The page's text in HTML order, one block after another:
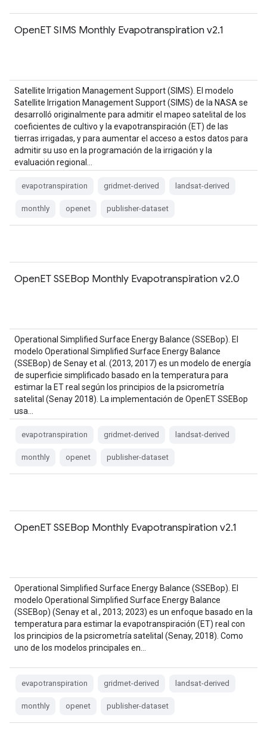
OpenET SIMS Monthly Evapotranspiration v2.1
Satellite Irrigation Management Support (SIMS). El modelo
Satellite Irrigation Management Support (SIMS) de la NASA se
desarrolló originalmente para admitir el mapeo satelital de los
coeficientes de cultivo y la evapotranspiración (ET) de las
tierras irrigadas, y para aumentar el acceso a estos datos para
admitir su uso en la programación de la irrigación y la
evaluación regional…
evapotranspiration gridmet-derived landsat-derived
monthly openet publisher-dataset
OpenET SSEBop Monthly Evapotranspiration v2.0
Operational Simplified Surface Energy Balance (SSEBop). El
modelo Operational Simplified Surface Energy Balance
(SSEBop) de Senay et al. (2013, 2017) es un modelo de energía
de superficie simplificado basado en la temperatura para
estimar la ET real según los principios de la psicrometría
satelital (Senay 2018). La implementación de OpenET SSEBop
usa…
evapotranspiration gridmet-derived landsat-derived
monthly openet publisher-dataset
OpenET SSEBop Monthly Evapotranspiration v2.1
Operational Simplified Surface Energy Balance (SSEBop). El
modelo Operational Simplified Surface Energy Balance
(SSEBop) (Senay et al., 2013; 2023) es un enfoque basado en la
temperatura para estimar la evapotranspiración (ET) real con
los principios de la psicrometría satelital (Senay, 2018). Como
uno de los modelos principales en…
evapotranspiration gridmet-derived landsat-derived
monthly openet publisher-dataset